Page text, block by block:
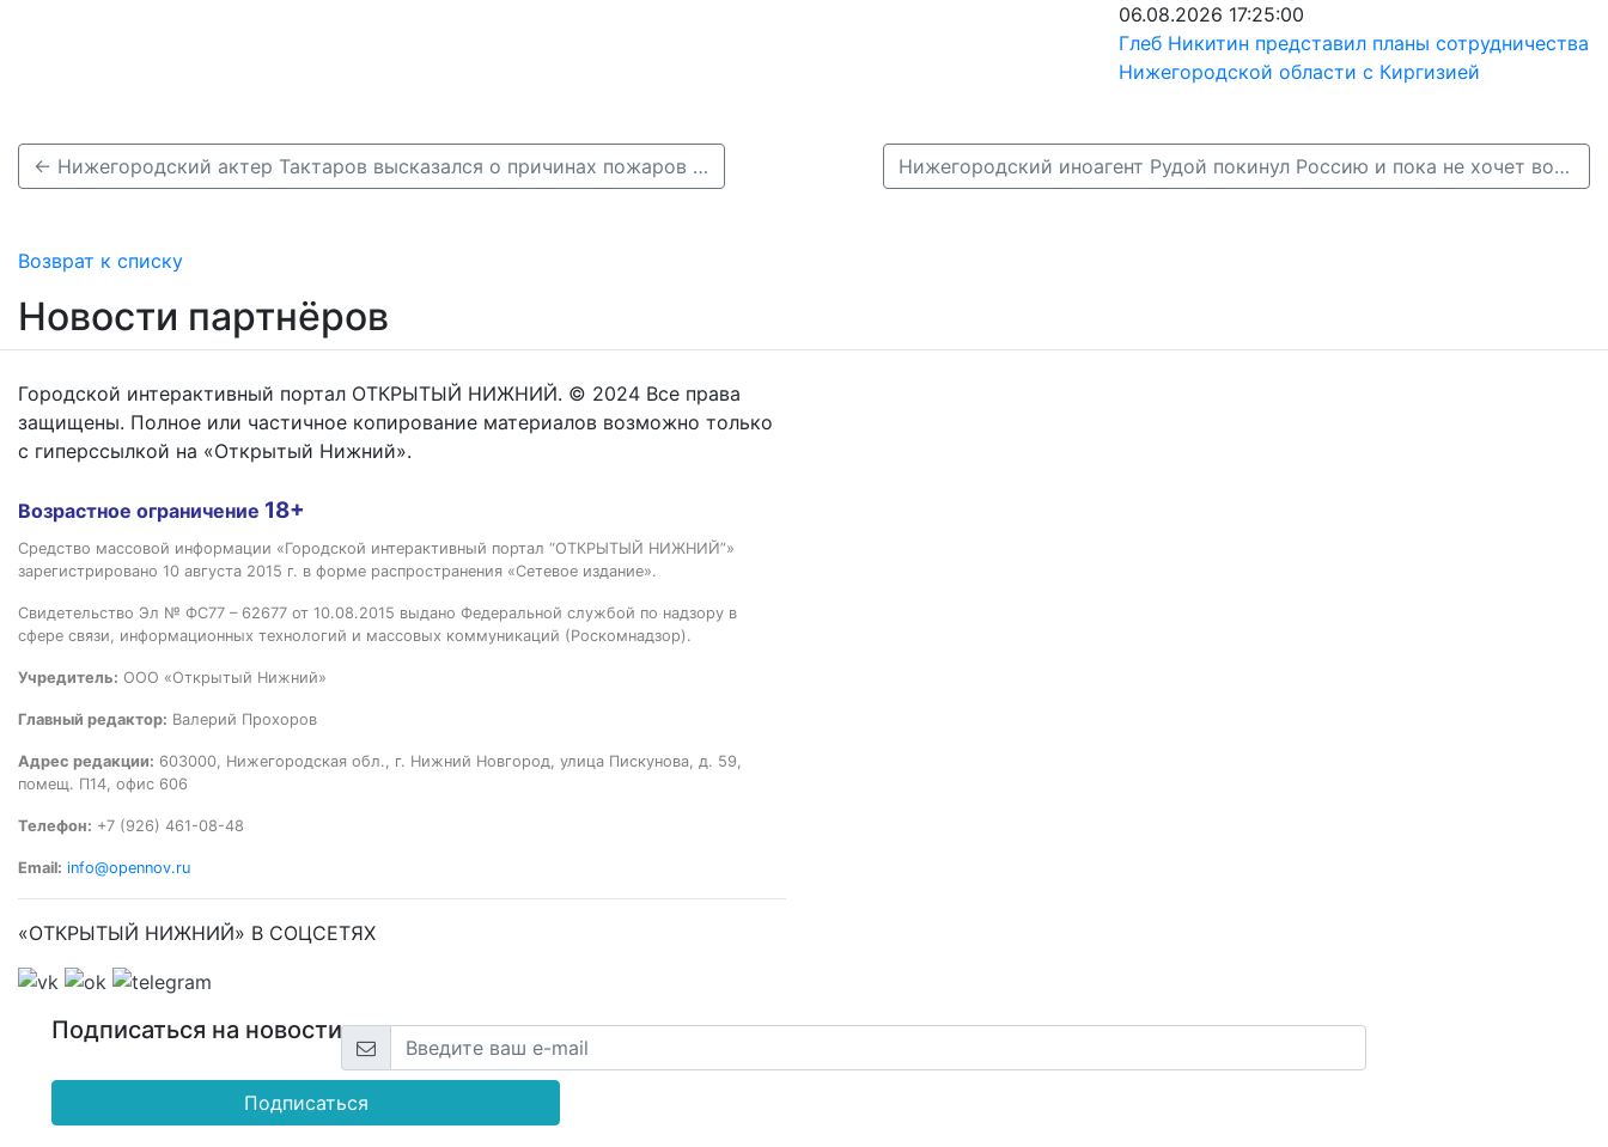
06.08.2026 17:25:00
Глеб Никитин представил планы сотрудничества
Нижегородской области с Киргизией
← Нижегородский актер Тактаров высказался о причинах пожаров в Калифорнии Нижегородский иноагент Рудой покинул Россию и пока не хочет возвращаться →
Возврат к списку
Новости партнёров
Городской интерактивный портал ОТКРЫТЫЙ НИЖНИЙ. © 2024 Все права
защищены. Полное или частичное копирование материалов возможно только
с гиперссылкой на «Открытый Нижний».
Возрастное ограничение 18+
Средство массовой информации «Городской интерактивный портал “ОТКРЫТЫЙ НИЖНИЙ”»
зарегистрировано 10 августа 2015 г. в форме распространения «Сетевое издание».
Свидетельство Эл № ФС77 – 62677 от 10.08.2015 выдано Федеральной службой по надзору в
сфере связи, информационных технологий и массовых коммуникаций (Роскомнадзор).
Учредитель: ООО «Открытый Нижний»
Главный редактор: Валерий Прохоров
Адрес редакции: 603000, Нижегородская обл., г. Нижний Новгород, улица Пискунова, д. 59,
помещ. П14, офис 606
Телефон: +7 (926) 461-08-48
Email: info@opennov.ru
«ОТКРЫТЫЙ НИЖНИЙ» В СОЦСЕТЯХ
Подписаться на новости
Подписаться